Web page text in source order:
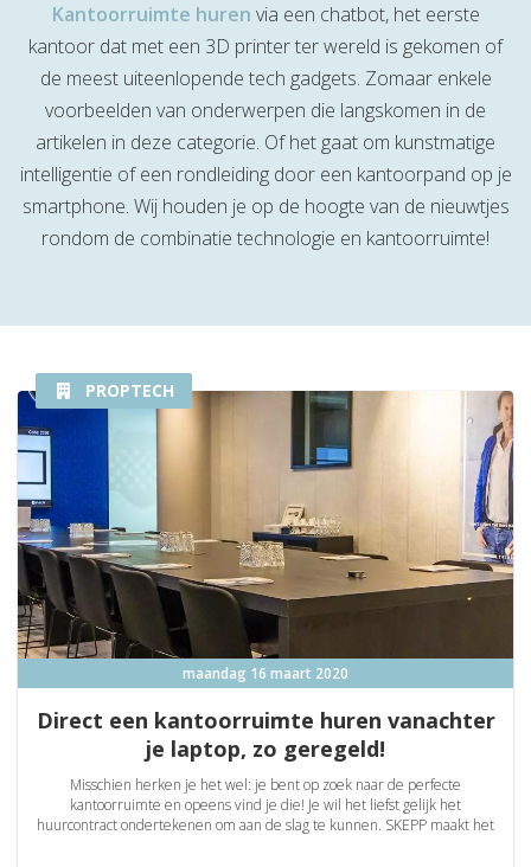
Kantoorruimte huren via een chatbot, het eerste
kantoor dat met een 3D printer ter wereld is gekomen of
de meest uiteenlopende tech gadgets. Zomaar enkele
voorbeelden van onderwerpen die langskomen in de
artikelen in deze categorie. Of het gaat om kunstmatige
intelligentie of een rondleiding door een kantoorpand op je
smartphone. Wij houden je op de hoogte van de nieuwtjes
rondom de combinatie technologie en kantoorruimte!
PROPTECH
maandag 16 maart 2020
Direct een kantoorruimte huren vanachter
je laptop, zo geregeld!
Misschien herken je het wel: je bent op zoek naar de perfecte
kantoorruimte en opeens vind je die! Je wil het liefst gelijk het
huurcontract ondertekenen om aan de slag te kunnen. SKEPP maakt het